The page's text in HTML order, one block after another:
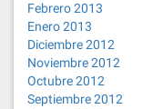
Febrero 2013
Enero 2013
Diciembre 2012
Noviembre 2012
Octubre 2012
Septiembre 2012